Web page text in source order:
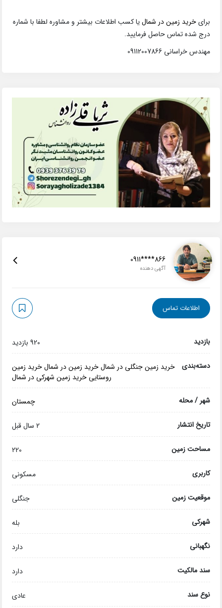
برایخرید زمین در شمالیا کسب اطلاعات بیشتر و مشاوره لطفا با شماره
درج شده تماس حاصل فرمایید.
مهندس خراسانی 09112007866
0911****866
آگهی دهنده
اطلاعات تماس
بازدید 920 بازدید
دسته‌بندی خرید زمین جنگلی در شمال خرید زمین در شمال خرید زمین
روستایی خرید زمین شهرکی در شمال
شهر / محله چمستان
تاریخ انتشار 2 سال قبل
مساحت زمین 220
کاربری مسکونی
موقعیت زمین جنگلی
شهرکی بله
نگهبانی دارد
سند مالکیت دارد
نوع سند عادی